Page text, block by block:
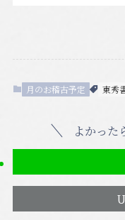
月のお稽古予定 東秀
よかった